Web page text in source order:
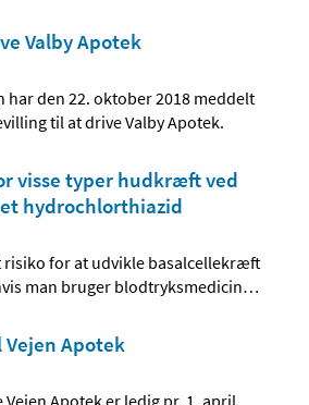
Valby Apotek
den 22. oktober 2018 meddelt
til at drive Valby Apotek.
visse typer hudkræft ved
hydrochlorthiazid
risiko for at udvikle basalcellekræft
man bruger blodtryksmedicin…
Apotek